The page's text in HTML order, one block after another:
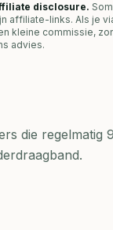
disclosure.
affiliate-links. Als je
kleine commissie,
advies.
die regelmatig